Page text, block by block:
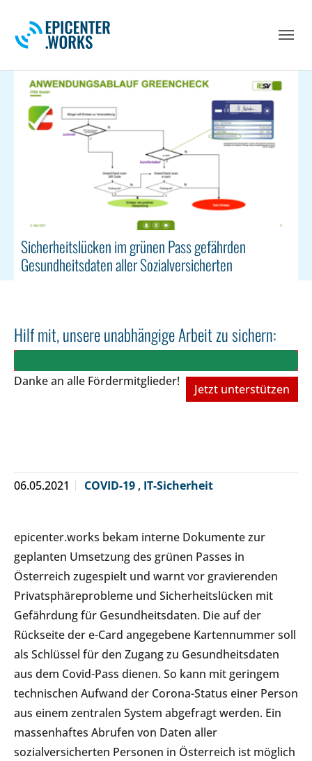
Sicherheitslücken im grünen Pass gefährden
Gesundheitsdaten aller Sozialversicherten
Hilf mit, unsere unabhängige Arbeit zu sichern:
Danke an alle Fördermitglieder!
Jetzt unterstützen
06.05.2021 COVID-19 , IT-Sicherheit
​epicenter.works bekam interne Dokumente zur
geplanten Umsetzung des grünen Passes in
Österreich zugespielt und warnt vor gravierenden
Privatsphäreprobleme und Sicherheitslücken mit
Gefährdung für Gesundheitsdaten. Die auf der
Rückseite der e-Card angegebene Kartennummer soll
als Schlüssel für den Zugang zu Gesundheitsdaten
aus dem Covid-Pass dienen. So kann mit geringem
technischen Aufwand der Corona-Status einer Person
aus einem zentralen System abgefragt werden. Ein
massenhaftes Abrufen von Daten aller
sozialversicherten Personen in Österreich ist möglich